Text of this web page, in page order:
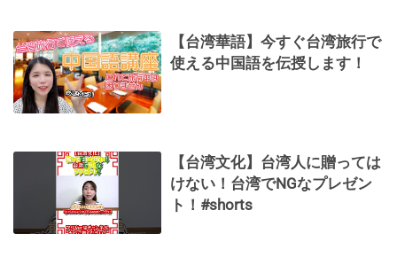
【台湾華語】今すぐ台湾旅行で
使える中国語を伝授します！
【台湾文化】台湾人に贈っては
けない！台湾でNGなプレゼン
ト！#shorts